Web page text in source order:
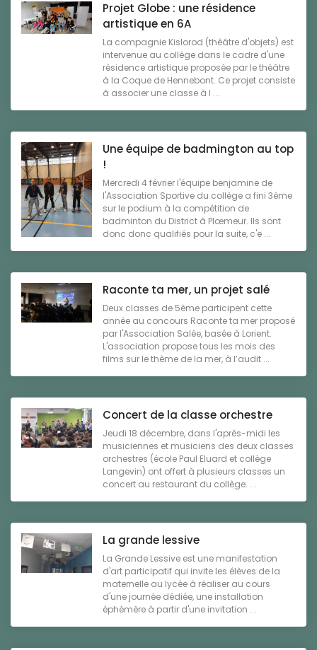
Projet Globe : une résidence
artistique en 6A
La compagnie Kislorod (théâtre d'objets) est
intervenue au collège dans le cadre d'une
résidence artistique proposée par le théâtre
à la Coque de Hennebont. Ce projet consiste
à associer une classe à l ...
Une équipe de badmington au top
!
Mercredi 4 février l'équipe benjamine de
l'Association Sportive du collège a fini 3ème
sur le podium à la compétition de
badminton du District à Plœmeur. Ils sont
donc donc qualifiés pour la suite, c'e ...
Raconte ta mer, un projet salé
Deux classes de 5ème participent cette
année au concours Raconte ta mer proposé
par l'Association Salée, basée à Lorient.
L'association propose tous les mois des
films sur le thème de la mer, à l’audit ...
Concert de la classe orchestre
Jeudi 18 décembre, dans l'après-midi les
musiciennes et musiciens des deux classes
orchestres (école Paul Eluard et collège
Langevin) ont offert à plusieurs classes un
concert au restaurant du collège. ...
La grande lessive
La Grande Lessive est une manifestation
d'art participatif qui invite les élèves de la
maternelle au lycée à réaliser au cours
d'une journée dédiée, une installation
éphémère à partir d'une invitation ...